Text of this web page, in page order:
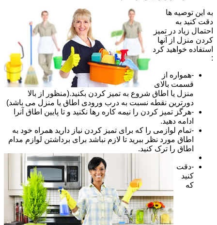
به این توصیه ها
دقت کنید به
احتمال زیاد در تمیز
کردن منزل از آنها
استفاده خواهید کرد
:
-همواره از
قسمت بالای
منزل یا اطاق شروع به تمیز کردن بکنید.(منظور از بالا
دورترین نقطه نسبت به درب ورودی اطاق یا منزل می باشد)
-هرگز تمیز کردن را نیمه کاره رها نکنید و تا پایین اطاق آنرا
ادامه دهید.
-تمام لوازمی را که برای تمیز کردن نیاز دارید همراه خود به
اطاق مورد نظر ببرید تا لازم نباشد برای برداشتن لوازم مدام
اطاق را ترک کنید.
-دقت
کنید
که